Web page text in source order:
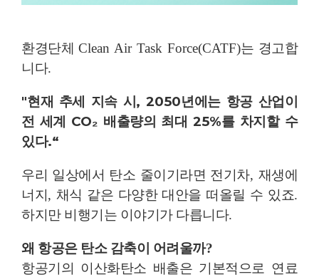
환경단체Clean Air Task Force(CATF)는 경고합
니다.
"현재 추세 지속 시 , 2050년에는 항공 산업이
전 세계 CO₂ 배출량의 최대 25%를 차지할 수
있다.“
우리 일상에서 탄소 줄이기라면 전기차, 재생에
너지, 채식 같은 다양한 대안을 떠올릴 수 있죠.
하지만 비행기는 이야기가 다릅니다.
왜 항공은 탄소 감축이 어려울까?
항공기의 이산화탄소 배출은 기본적으로 연료